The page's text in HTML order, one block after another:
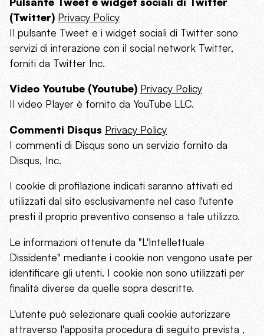
(Twitter) Privacy Policy
Il pulsante Tweet e i widget sociali di Twitter sono
servizi di interazione con il social network Twitter,
forniti da Twitter Inc.
Video Youtube (Youtube) Privacy Policy
Il video Player è fornito da YouTube LLC.
Commenti Disqus Privacy Policy
I commenti di Disqus sono un servizio fornito da
Disqus, Inc.
I cookie di profilazione indicati saranno attivati ed
utilizzati dal sito esclusivamente nel caso l'utente
presti il proprio preventivo consenso a tale utilizzo.
Le informazioni ottenute da "L'Intellettuale
Dissidente" mediante i cookie non vengono usate per
identificare gli utenti. I cookie non sono utilizzati per
finalità diverse da quelle sopra descritte.
L'utente può selezionare quali cookie autorizzare
attraverso l'apposita procedura di seguito prevista ,